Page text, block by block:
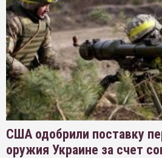
США одобрили поставку
оружия Украине за счет